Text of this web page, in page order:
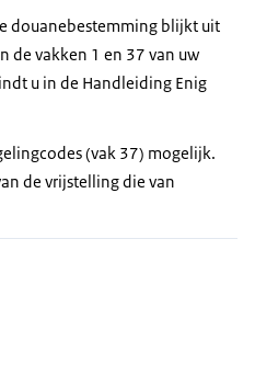
douanebestemming blijkt uit
de vakken 1 en 37 van uw
u in de Handleiding Enig
(vak 37) mogelijk.
de vrijstelling die van